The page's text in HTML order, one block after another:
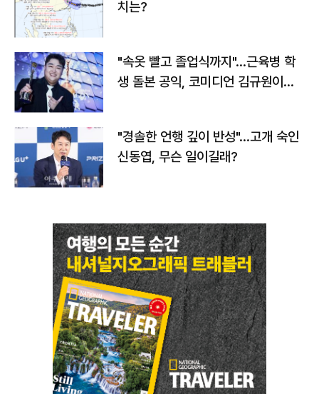
치는?
"속옷 빨고 졸업식까지"…근육병 학
생 돌본 공익, 코미디언 김규원이었
"경솔한 언행 깊이 반성"…고개 숙인
신동엽, 무슨 일이길래?